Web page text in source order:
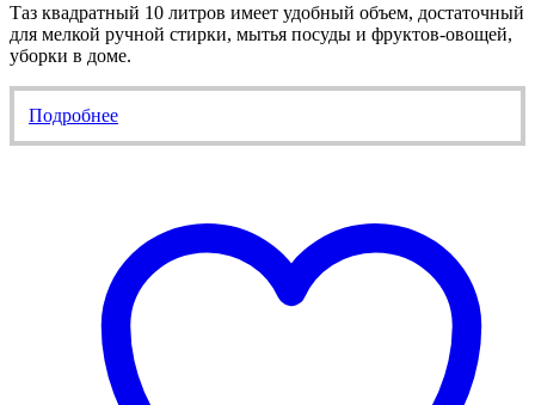
Таз квадратный 10 литров имеет удобный объем, достаточный
для мелкой ручной стирки, мытья посуды и фруктов-овощей,
уборки в доме.
Подробнее